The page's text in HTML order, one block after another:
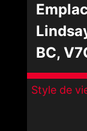
BC,
Style de